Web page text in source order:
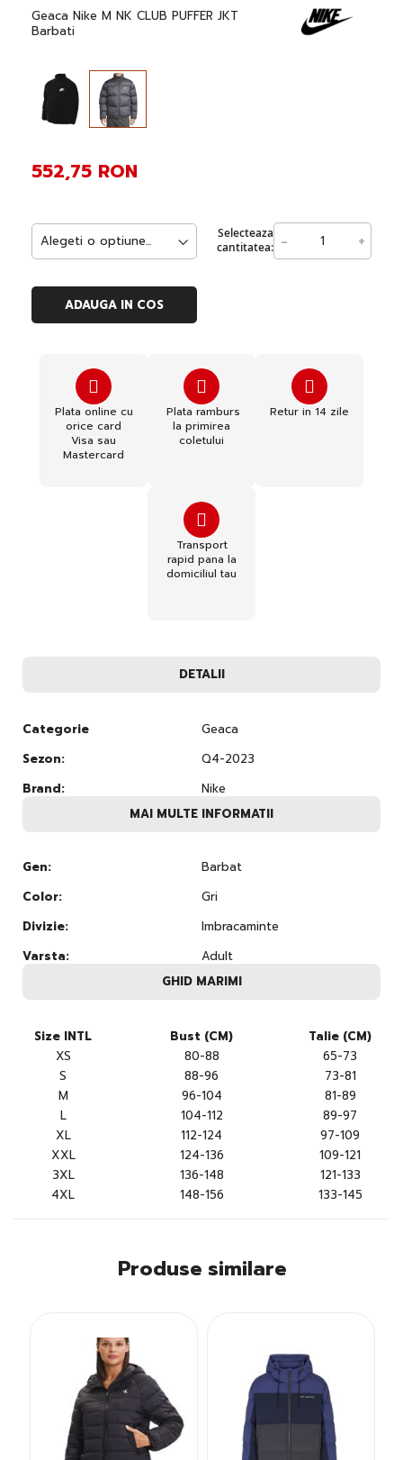
gallery
Geaca Nike M NK CLUB PUFFER JKT
Barbati
Selecteaza
cantitatea: - +
552,75 RON
ADAUGA IN COS
Plata online cu
orice card
Visa sau
Mastercard
Plata ramburs
la primirea
coletului
Retur in 14 zile
Transport
rapid pana la
domiciliul tau
DETALII
Categorie
Geaca
Sezon:
Q4-2023
Brand:
Nike
MAI MULTE INFORMATII
Gen:
Barbat
Color:
Gri
Divizie:
Imbracaminte
Varsta:
Adult
GHID MARIMI
Size INTL Bust (CM)
Talie (CM)
XS
80-88
65-73
S
88-96
73-81
M
96-104
81-89
L
104-112
89-97
XL
112-124
97-109
XXL
124-136
109-121
3XL
136-148
121-133
4XL
148-156 133-145
Produse similare